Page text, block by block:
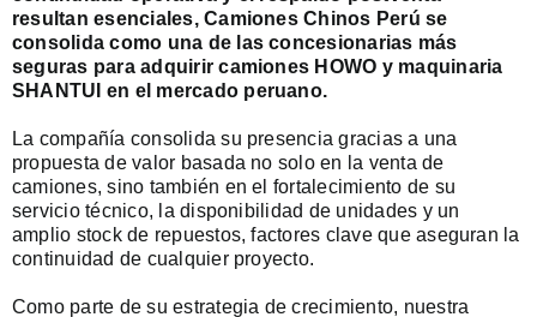
resultan esenciales, Camiones Chinos Perú se
consolida como una de las concesionarias más
seguras para adquirir camiones HOWO y maquinaria
SHANTUI en el mercado peruano.
La compañía consolida su presencia gracias a una
propuesta de valor basada no solo en la venta de
camiones, sino también en el fortalecimiento de su
servicio técnico, la disponibilidad de unidades y un
amplio stock de repuestos, factores clave que aseguran la
continuidad de cualquier proyecto.
Como parte de su estrategia de crecimiento, nuestra